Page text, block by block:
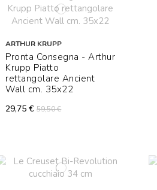
ARTHUR KRUPP
Pronta Consegna - Arthur
Krupp Piatto
rettangolare Ancient
Wall cm. 35x22
29,75 €59,50 €